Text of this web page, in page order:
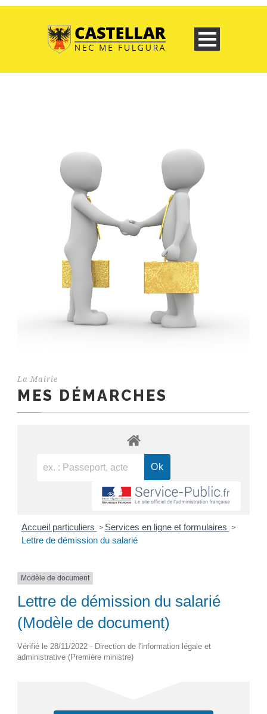
La Mairie
MES DÉMARCHES
Accueil particuliers > Services en ligne et formulaires >
Lettre de démission du salarié
Modèle de document
Lettre de démission du salarié
(Modèle de document)
Vérifié le 28/11/2022 - Direction de l'information légale et
administrative (Première ministre)